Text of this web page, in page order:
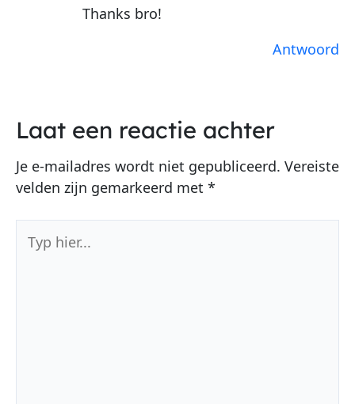
Thanks bro!
Antwoord
Laat een reactie achter
Je e-mailadres wordt niet gepubliceerd. Vereiste
velden zijn gemarkeerd met *
hier...